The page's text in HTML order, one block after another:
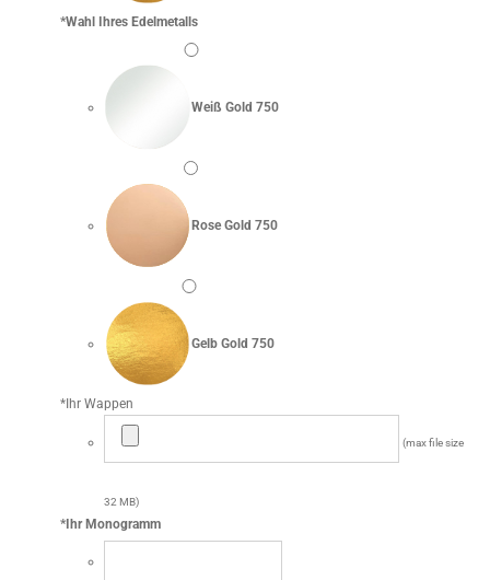
*Wahl Ihres Edelmetalls
Weiß Gold 750
Rose Gold 750
Gelb Gold 750
* Ihr Wappen
(max file size
32 MB)
* Ihr Monogramm